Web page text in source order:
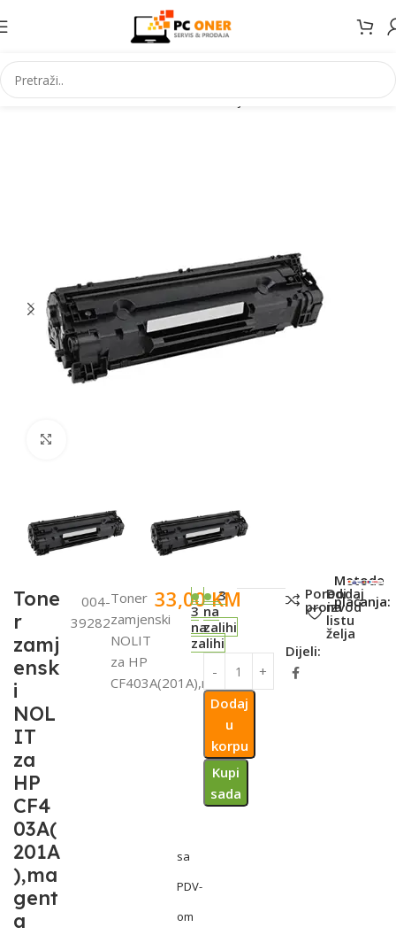
Početna Informatika Potrošni materijal Toneri
Tone
r
zamj
ensk
i
NOL
IT
za
HP
CF4
03A(
201A
),ma
gent
a
004-
39282
Toner
zamjenski
NOLIT
za HP
CF403A(201A),magenta
33,00KM
sa
PDV-
om
3
na
zalihi
3
na
zalihi
Dodaj
u
korpu
Kupi
sada
Poredi
proizvod
Dodaj
na
listu
želja
Dijeli:
Metode
plaćanja: